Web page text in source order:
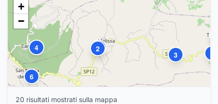
1
2
3
4
6
+
−
20 risultati mostrati sulla mappa